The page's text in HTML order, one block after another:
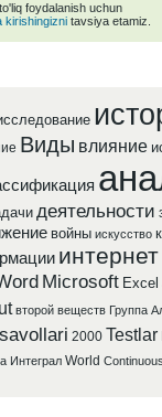
foydalanish uchun
kirishingiznitavsiya etamiz.
Виды влияние
деятельности
войны искусство
интернет
Microsoft Excel
второй веществ Группа
savollari 2000 Testlar
Интеграл World Continuous